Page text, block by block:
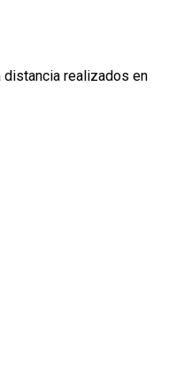
realizados en